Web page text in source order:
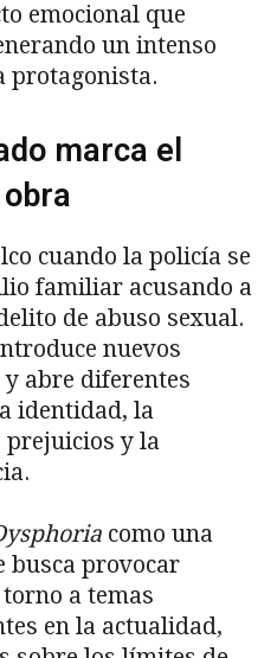
emocional que
un intenso
protagonista.
marca el
cuando la policía se
familiar acusando a
de abuso sexual.
nuevos
y abre diferentes
identidad, la
prejuicios y la
como una
busca provocar
a temas
en la actualidad,